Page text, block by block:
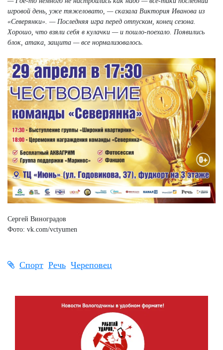
игровой день, уже тяжеловато, — сказала Виктория Иванова из
«Северянки». — Последняя игра перед отпуском, конец сезона.
Хорошо, что взяли себя в кулачки — и пошло-поехало. Появились
блок, атака, защита — все нормализовалось.
Сергей Виноградов
Фото: vk.com/vctyumen
Спорт Речь Череповец